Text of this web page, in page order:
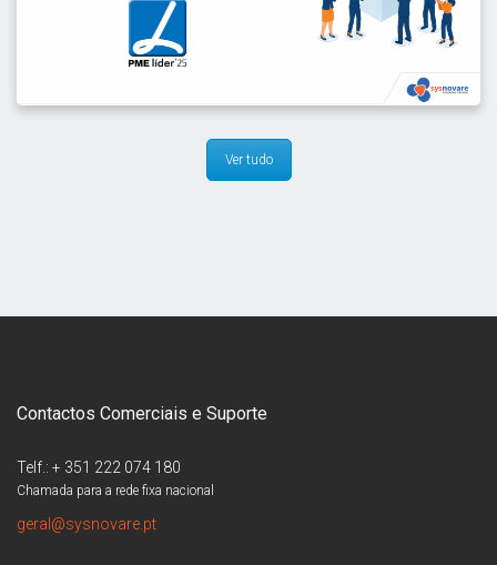
desafios tecnológicos complexos em soluções simples, ágeis
e eficientes. O que começou como.
Ver tudo
Contactos Comerciais e Suporte
Telf.: + 351 222 074 180
Chamada para a rede fixa nacional
geral@sysnovare.pt